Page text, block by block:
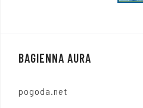
BAGIENNA AURA
pogoda.net